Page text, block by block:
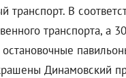
транспорт. В
транспорта, а
остановочные
Динамовский